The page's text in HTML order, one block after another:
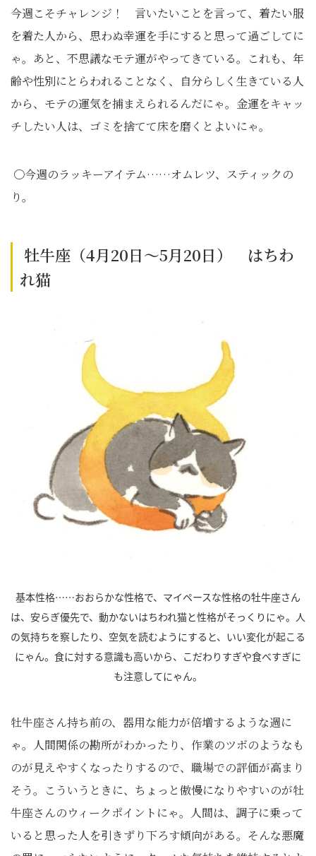
今週こそチャレンジ！ 言いたいことを言って、着たい服
を着た人から、思わぬ幸運を手にすると思って過ごしてに
ゃ。あと、不思議なモテ運がやってきている。これも、年
齢や性別にとらわれることなく、自分らしく生きている人
から、モテの運気を捕まえられるんだにゃ。金運をキャッ
チしたい人は、ゴミを捨てて床を磨くとよいにゃ。
〇今週のラッキーアイテム……オムレツ、スティックの
り。
牡牛座（4月20日～5月20日） はちわ
れ猫
基本性格……おおらかな性格で、マイペースな性格の牡牛座さん
は、安らぎ優先で、動かないはちわれ猫と性格がそっくりにゃ。人
の気持ちを察したり、空気を読むようにすると、いい変化が起こる
にゃん。食に対する意識も高いから、こだわりすぎや食べすぎに
も注意してにゃん。
牡牛座さん持ち前の、器用な能力が倍増するような週に
ゃ。人間関係の勘所がわかったり、作業のツボのようなも
のが見えやすくなったりするので、職場での評価が高まり
そう。こういうときに、ちょっと傲慢になりやすいのが牡
牛座さんのウィークポイントにゃ。人間は、調子に乗って
いると思った人を引きずり下ろす傾向がある。そんな悪魔